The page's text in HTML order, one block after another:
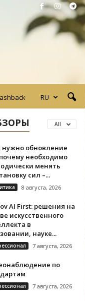
RU
All
нужно обновление
необходимо
менять
сил –...
8 августа, 2026
AI First: решения на
искусственного
в
науке...
7 августа, 2026
по
7 августа, 2026